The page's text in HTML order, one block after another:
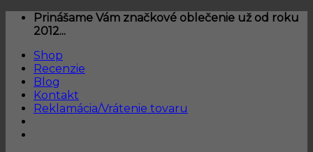
Skip
Prinášame Vám značkové oblečenie už od roku
2012...
Shop
Recenzie
Blog
Kontakt
Reklamácia/Vrátenie tovaru